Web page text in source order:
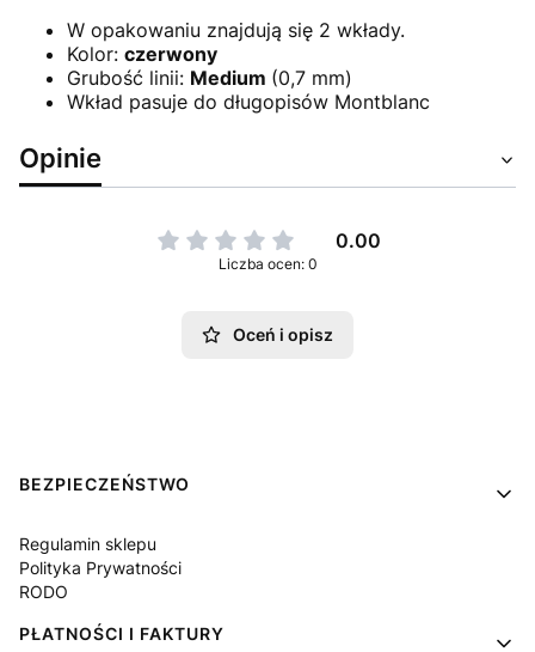
W opakowaniu znajdują się 2 wkłady.
Kolor: czerwony
Grubość linii: Medium (0,7 mm)
Wkład pasuje do długopisów Montblanc
Opinie
0.00
Liczba ocen: 0
Oceń i opisz
Linki w stopce
BEZPIECZEŃSTWO
Regulamin sklepu
Polityka Prywatności
RODO
PŁATNOŚCI I FAKTURY